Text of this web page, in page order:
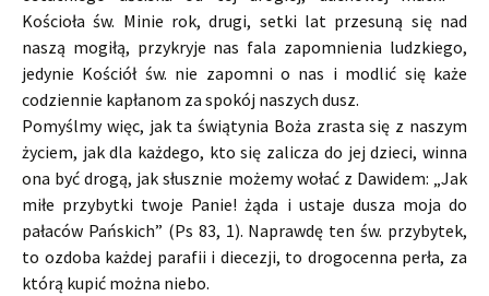
Kościoła św. Minie rok, drugi, setki lat przesuną się nad
naszą mogiłą, przykryje nas fala zapomnienia ludzkiego,
jedynie Kościół św. nie zapomni o nas i modlić się każe
codziennie kapłanom za spokój naszych dusz.
Pomyślmy więc, jak ta świątynia Boża zrasta się z naszym
życiem, jak dla każdego, kto się zalicza do jej dzieci, winna
ona być drogą, jak słusznie możemy wołać z Dawidem: „Jak
miłe przybytki twoje Panie! żąda i ustaje dusza moja do
pałaców Pańskich” (Ps 83, 1). Naprawdę ten św. przybytek,
to ozdoba każdej parafii i diecezji, to drogocenna perła, za
którą kupić można niebo.